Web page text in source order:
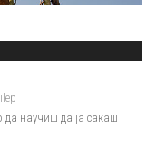
да научиш да ја сакаш